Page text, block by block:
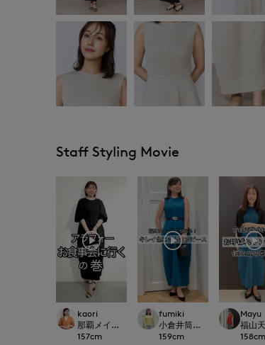
Staff Styling Movie
kaori
那覇メインプレイスI.T.'S.international
157cm
fumiki
小倉井筒屋SUPERIOR
159cm
Mayu
福山
158cm